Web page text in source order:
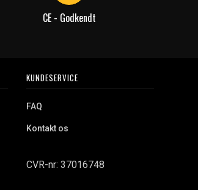
CE - Godkendt
KUNDESERVICE
FAQ
Kontakt os
CVR-nr: 37016748